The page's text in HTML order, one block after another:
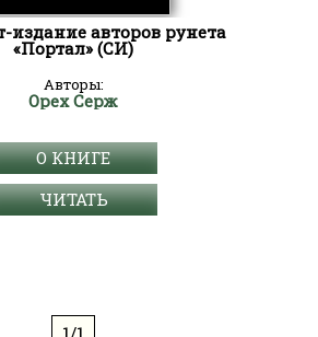
издание авторов рунета
«Портал» (СИ)
Авторы:
Орех Серж
О КНИГЕ
ЧИТАТЬ